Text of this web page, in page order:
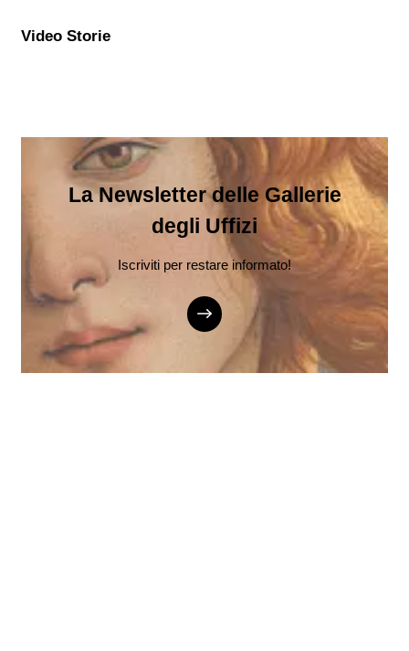
Video Storie
La Newsletter delle Gallerie
degli Uffizi
Iscriviti per restare informato!